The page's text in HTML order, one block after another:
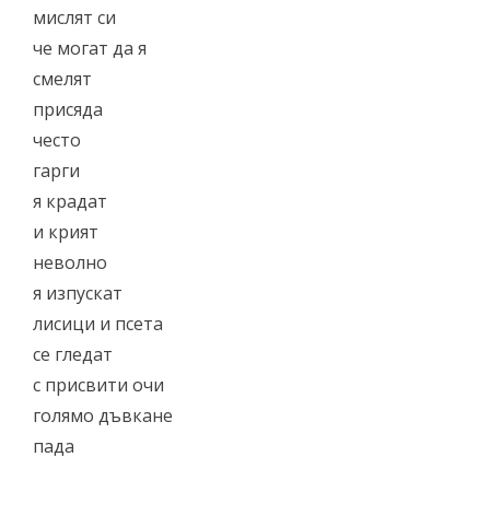
мислят си
че могат да я
смелят
присяда
често
гарги
я крадат
и крият
неволно
я изпускат
лисици и псета
се гледат
с присвити очи
голямо дъвкане
пада